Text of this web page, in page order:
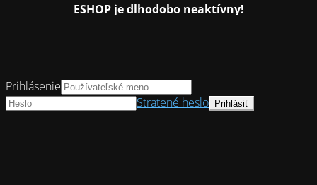
ESHOP je dlhodobo neaktívny!
Prihlásenie
Stratené heslo